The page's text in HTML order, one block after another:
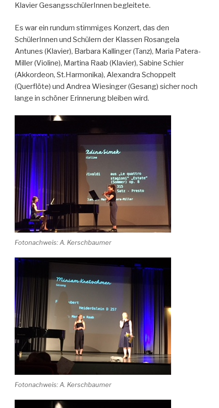
Klavier GesangsschülerInnen begleitete.
Es war ein rundum stimmiges Konzert, das den
SchülerInnen und Schülern der Klassen Rosangela
Antunes (Klavier), Barbara Kallinger (Tanz), Maria Patera-
Miller (Violine), Martina Raab (Klavier), Sabine Schier
(Akkordeon, St.Harmonika), Alexandra Schoppelt
(Querflöte) und Andrea Wiesinger (Gesang) sicher noch
lange in schöner Erinnerung bleiben wird.
Fotonachweis: A. Kerschbaumer
Fotonachweis: A. Kerschbaumer